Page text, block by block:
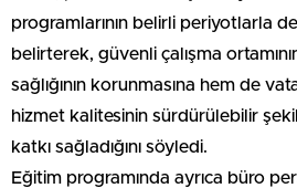
programlarının belirli periyotlarla
belirterek, güvenli çalışma
sağlığının korunmasına hem de
hizmet kalitesinin sürdürülebilir
katkı sağladığını söyledi.
Eğitim programında ayrıca büro